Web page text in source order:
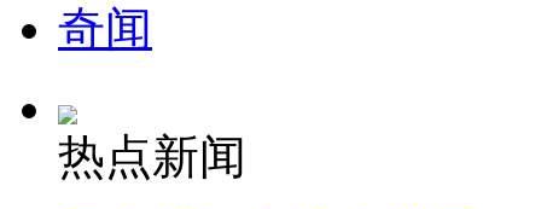
奇闻
热点新闻